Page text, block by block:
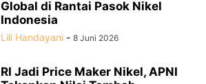
Global di Rantai Pasok Nikel
Indonesia
Lili Handayani - 8 Juni 2026
RI Jadi Price Maker Nikel, APNI